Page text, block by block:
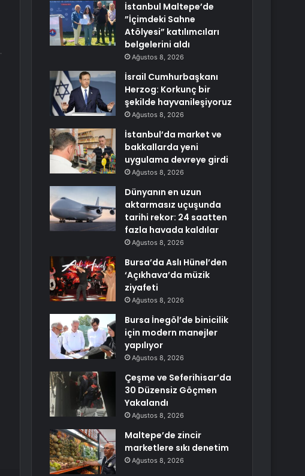
İstanbul Maltepe’de
”İçimdeki Sahne
Atölyesi” katılımcıları
belgelerini aldı
Ağustos 8, 2026
İsrail Cumhurbaşkanı
Herzog: Korkunç bir
şekilde hayvanileşiyoruz
Ağustos 8, 2026
İstanbul’da market ve
bakkallarda yeni
uygulama devreye girdi
Ağustos 8, 2026
Dünyanın en uzun
aktarmasız uçuşunda
tarihi rekor: 24 saatten
fazla havada kaldılar
Ağustos 8, 2026
Bursa’da Aslı Hünel’den
‘Açıkhava’da müzik
ziyafeti
Ağustos 8, 2026
Bursa İnegöl’de binicilik
için modern manejler
yapılıyor
Ağustos 8, 2026
Çeşme ve Seferihisar’da
30 Düzensiz Göçmen
Yakalandı
Ağustos 8, 2026
Maltepe’de zincir
marketlere sıkı denetim
Ağustos 8, 2026